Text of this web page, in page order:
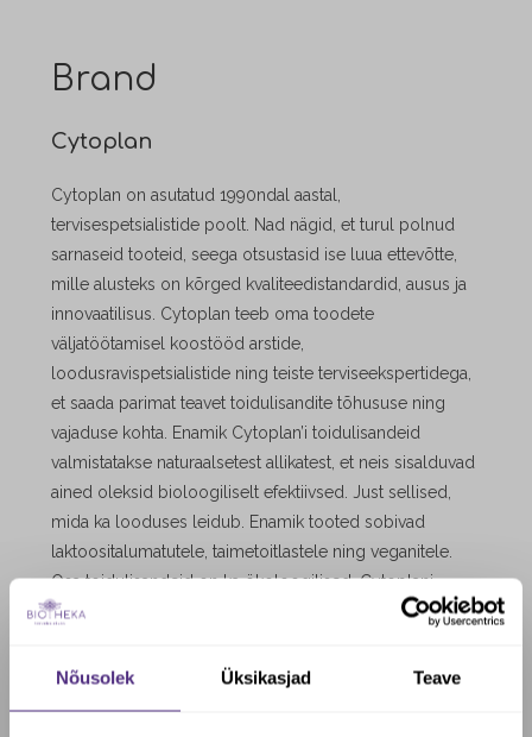
Nõusolek Üksikasjad Teave
Brand
Cytoplan
Cytoplan on asutatud 1990ndal aastal,
tervisespetsialistide poolt. Nad nägid, et turul polnud
sarnaseid tooteid, seega otsustasid ise luua ettevõtte,
mille alusteks on kõrged kvaliteedistandardid, ausus ja
innovaatilisus. Cytoplan teeb oma toodete
väljatöötamisel koostööd arstide,
loodusravispetsialistide ning teiste terviseekspertidega,
et saada parimat teavet toidulisandite tõhususe ning
vajaduse kohta. Enamik Cytoplan’i toidulisandeid
valmistatakse naturaalsetest allikatest, et neis sisalduvad
ained oleksid bioloogiliselt efektiivsed. Just sellised,
mida ka looduses leidub. Enamik tooted sobivad
laktoositalumatutele, taimetoitlastele ning veganitele.
Osa toidulisandeid on ka ökoloogilised.Cytoplani
tooted on mõeldud neile, kes hoolivad oma heaolust ja
nende moto - loodus kohtub teadusega.